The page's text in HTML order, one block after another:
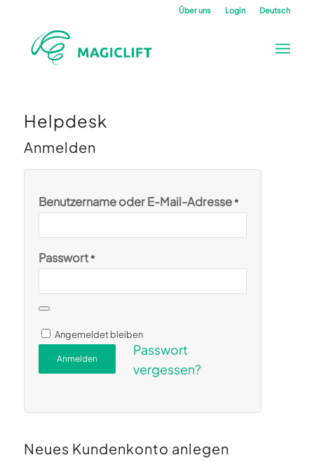
Über uns Login Deutsch
Helpdesk
Anmelden
Benutzername oder E-Mail-Adresse*
Passwort*
Alternative:
Angemeldet bleiben
Anmelden
Passwort
vergessen?
Neues Kundenkonto anlegen